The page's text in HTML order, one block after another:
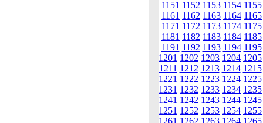
1151 1152 1153 1154 1155
1161 1162 1163 1164 1165
1171 1172 1173 1174 1175
1181 1182 1183 1184 1185
1191 1192 1193 1194 1195
1201 1202 1203 1204 1205
1211 1212 1213 1214 1215
1221 1222 1223 1224 1225
1231 1232 1233 1234 1235
1241 1242 1243 1244 1245
1251 1252 1253 1254 1255
1261 1262 1263 1264 1265